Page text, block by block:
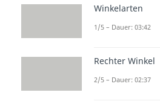
Pyramide
Unser
Winkelarten
1/5 – Dauer: 03:42
Rechter Winkel
2/5 – Dauer: 02:37